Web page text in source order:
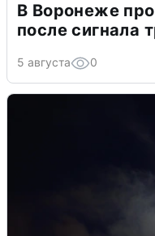
В Воронеже
после сигнала
5 августа 0